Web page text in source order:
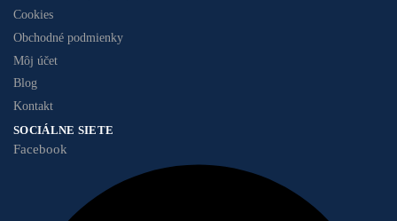
Cookies
Obchodné podmienky
Môj účet
Blog
Kontakt
SOCIÁLNE SIETE
Facebook